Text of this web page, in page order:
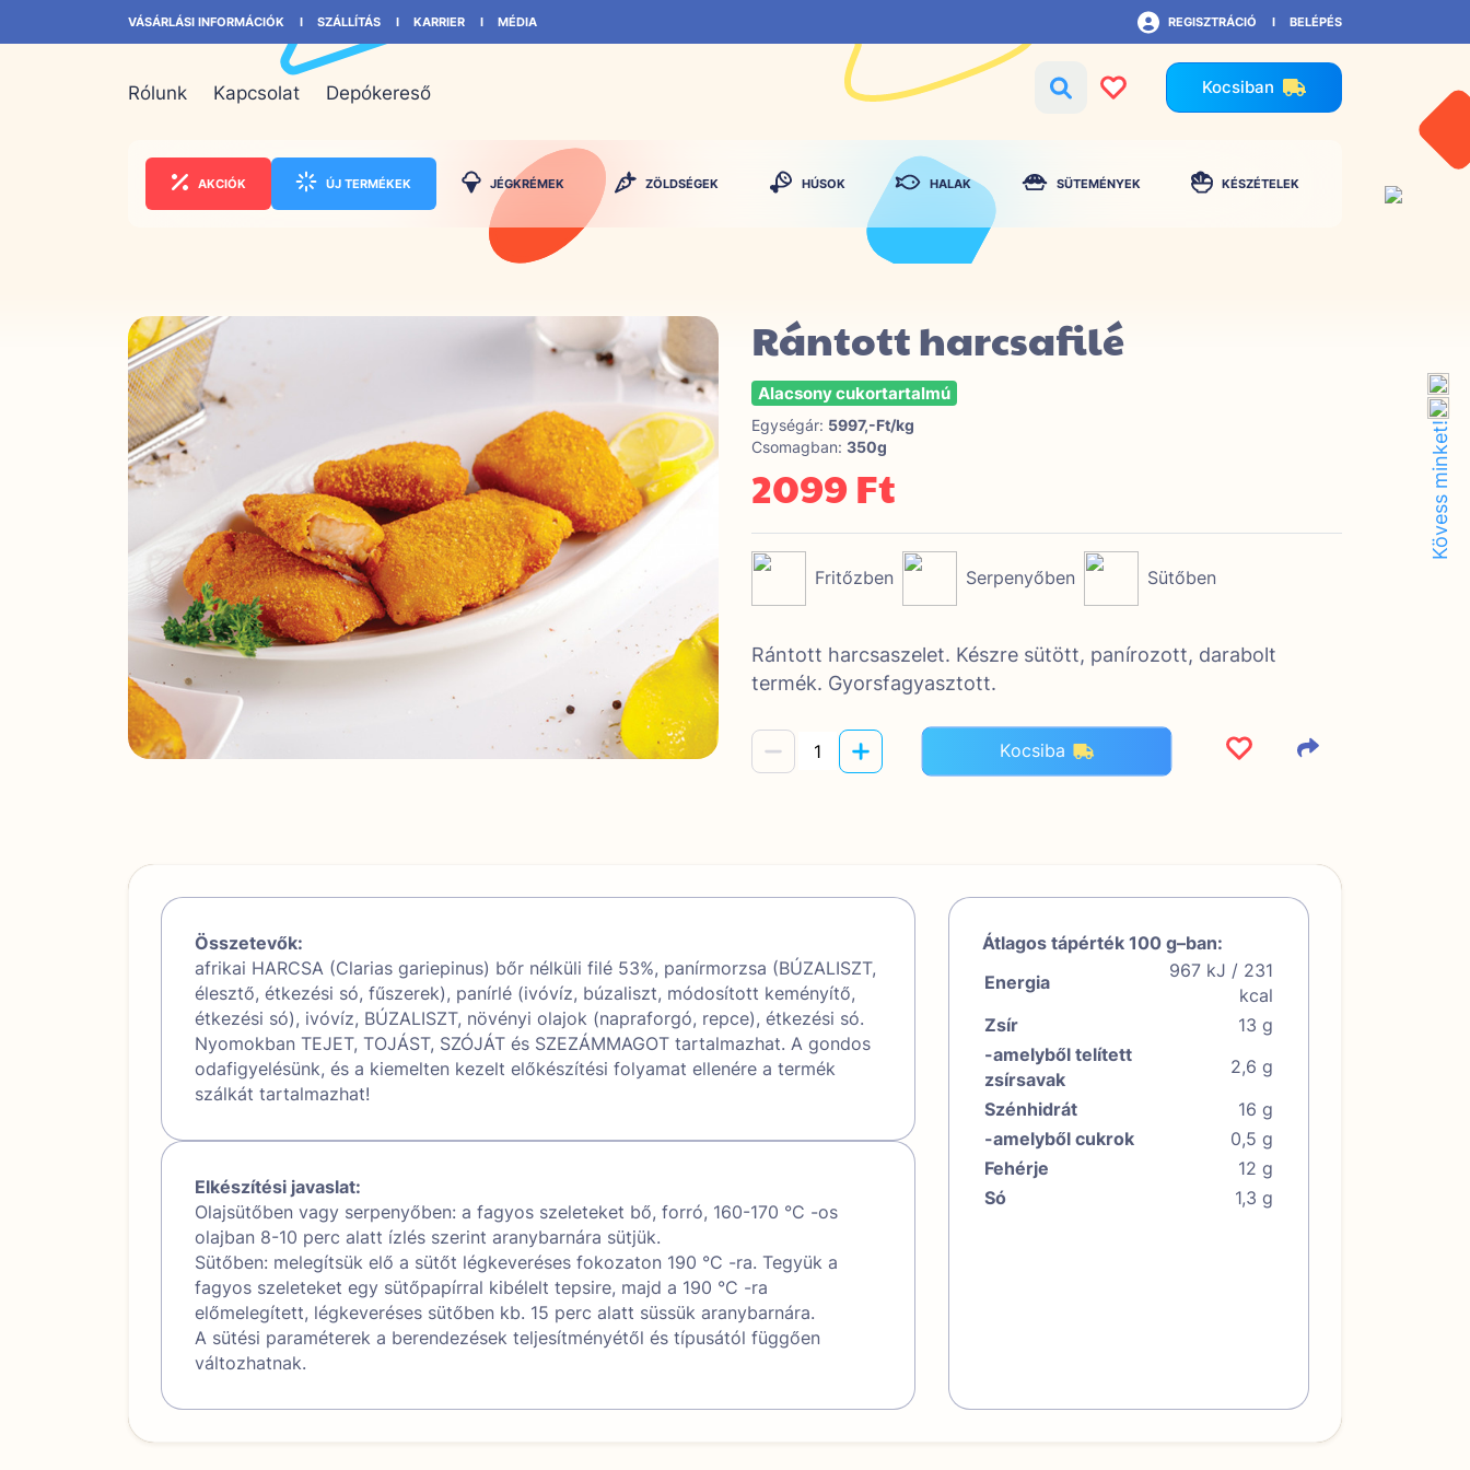
VÁSÁRLÁSI INFORMÁCIÓK SZÁLLÍTÁS KARRIER MÉDIA REGISZTRÁCIÓ BELÉPÉS
Rólunk Kapcsolat Depókereső Kocsiban
AKCIÓK ÚJ TERMÉKEK JÉGKRÉMEK ZÖLDSÉGEK HÚSOK HALAK SÜTEMÉNYEK KÉSZÉTELEK
Rántott harcsafilé
Alacsony cukortartalmú
Egységár: 5997,-Ft/kg
Csomagban: 350g
2099 Ft
Fritőzben Serpenyőben Sütőben
Rántott harcsaszelet. Készre sütött, panírozott, darabolt
termék. Gyorsfagyasztott.
Kocsiba
Összetevők:
afrikai HARCSA (Clarias gariepinus) bőr nélküli filé 53%, panírmorzsa (BÚZALISZT,
élesztő, étkezési só, fűszerek), panírlé (ivóvíz, búzaliszt, módosított keményítő,
étkezési só), ivóvíz, BÚZALISZT, növényi olajok (napraforgó, repce), étkezési só.
Nyomokban TEJET, TOJÁST, SZÓJÁT és SZEZÁMMAGOT tartalmazhat. A gondos
odafigyelésünk, és a kiemelten kezelt előkészítési folyamat ellenére a termék
szálkát tartalmazhat!
Elkészítési javaslat:
Olajsütőben vagy serpenyőben: a fagyos szeleteket bő, forró, 160-170 °C -os
olajban 8-10 perc alatt ízlés szerint aranybarnára sütjük.
Sütőben: melegítsük elő a sütőt légkeveréses fokozaton 190 °C -ra. Tegyük a
fagyos szeleteket egy sütőpapírral kibélelt tepsire, majd a 190 °C -ra
előmelegített, légkeveréses sütőben kb. 15 perc alatt süssük aranybarnára.
A sütési paraméterek a berendezések teljesítményétől és típusától függően
változhatnak.
Átlagos tápérték 100 g–ban:
Energia
967 kJ / 231
kcal
Zsír
13 g
-amelyből telített
zsírsavak
2,6 g
Szénhidrát
16 g
-amelyből cukrok
0,5 g
Fehérje
12 g
Só
1,3 g
Kövess minket!